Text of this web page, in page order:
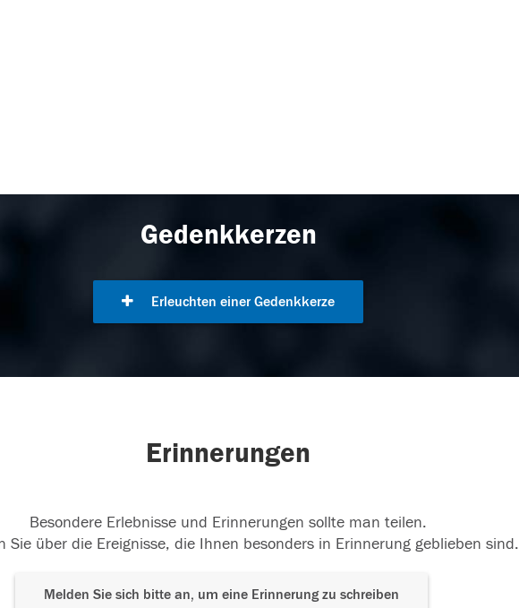
Gedenkkerzen
Erleuchten einer Gedenkkerze
Erinnerungen
Besondere Erlebnisse und Erinnerungen sollte man teilen.
Sie über die Ereignisse, die Ihnen besonders in Erinnerung geblieben sind.
Melden Sie sich bitte an, um eine Erinnerung zu schreiben